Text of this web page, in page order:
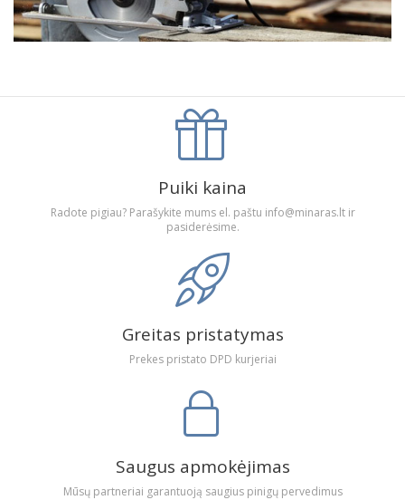
Puiki kaina
Radote pigiau? Parašykite mums el. paštu info@minaras.lt ir
pasiderėsime.
Greitas pristatymas
Prekes pristato DPD kurjeriai
Saugus apmokėjimas
Mūsų partneriai garantuoją saugius pinigų pervedimus